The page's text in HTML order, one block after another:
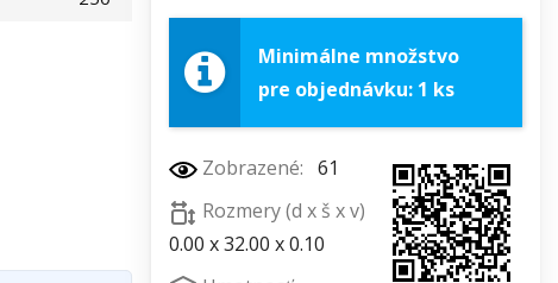
Minimálne množstvo
pre objednávku: 1 ks
Zobrazené: 61
Rozmery (d x š x v)
0.00 x 32.00 x 0.10